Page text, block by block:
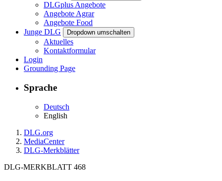
DLGplus Angebote
Angebote Agrar
Angebote Food
Junge DLG
Dropdown umschalten
Aktuelles
Kontaktformular
Login
Grounding Page
Sprache
Deutsch
English
DLG.org
MediaCenter
DLG-Merkblätter
DLG-MERKBLATT 468